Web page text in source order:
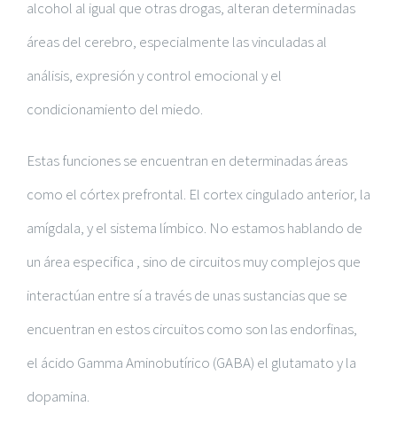
alcohol al igual que otras drogas, alteran determinadas
áreas del cerebro, especialmente las vinculadas al
análisis, expresión y control emocional y el
condicionamiento del miedo.
Estas funciones se encuentran en determinadas áreas
como el córtex prefrontal. El cortex cingulado anterior, la
amígdala, y el sistema límbico. No estamos hablando de
un área especifica , sino de circuitos muy complejos que
interactúan entre sí a través de unas sustancias que se
encuentran en estos circuitos como son las endorfinas,
el ácido Gamma Aminobutírico (GABA) el glutamato y la
dopamina.